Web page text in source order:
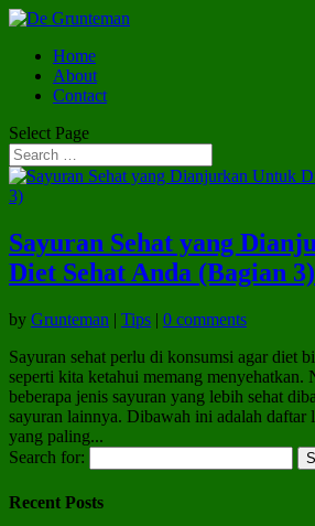
Home
About
Contact
Select Page
Sayuran Sehat yang
Diet Sehat Anda (Bagian 3)
by Grunteman | Tips | 0 comments
Sayuran sehat perlu di konsumsi agar diet
seperti kita ketahui memang menyehatkan.
beberapa jenis sayuran yang lebih sehat
sayuran lainnya. Dibawah ini adalah daftar
yang paling...
Search for:
Recent Posts